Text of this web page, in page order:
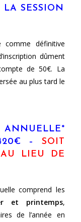
SESSION
comme définitive
dûment
de 50€. La
au plus tard le
– SOIT
LIEU DE
comprend les
et printemps,
de l’année en